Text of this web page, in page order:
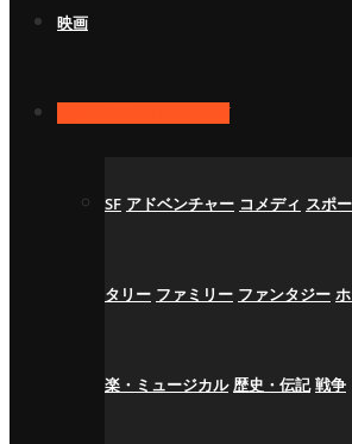
映画
SF アドベンチャー コメディ スポ
タリー ファミリー ファンタジー
楽・ミュージカル 歴史・伝記 戦争